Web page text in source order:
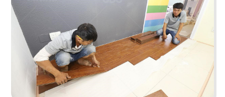
WING HOME
Thiết kế theo phong cách tối giản đan xen hơi
thở Zen trong nội thất mang đến cho khách hàng
cảm giác yên bình, thư giãn